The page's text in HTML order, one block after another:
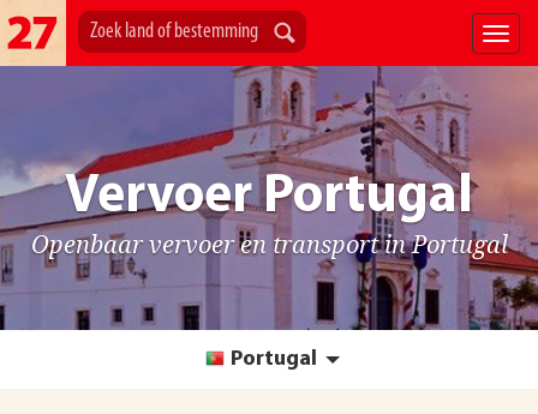
Vervoer Portugal
Openbaar vervoer en transport in Portugal
Portugal